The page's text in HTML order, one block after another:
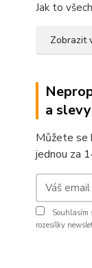
Jak to
Zobrazit
a
Můžete se
jednou za
Souhlasím
rozesílky